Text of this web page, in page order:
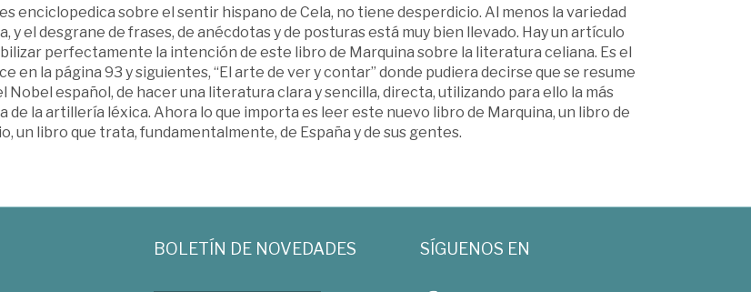
enciclopedica sobre el sentir hispano de Cela, no tiene desperdicio. Al menos la variedad
y el desgrane de frases, de anécdotas y de posturas está muy bien llevado. Hay un artículo
perfectamente la intención de este libro de Marquina sobre la literatura celiana. Es el
en la página 93 y siguientes, “El arte de ver y contar” donde pudiera decirse que se resume
Nobel español, de hacer una literatura clara y sencilla, directa, utilizando para ello la más
de la artillería léxica. Ahora lo que importa es leer este nuevo libro de Marquina, un libro de
un libro que trata, fundamentalmente, de España y de sus gentes.
BOLETÍN DE NOVEDADES SÍGUENOS EN